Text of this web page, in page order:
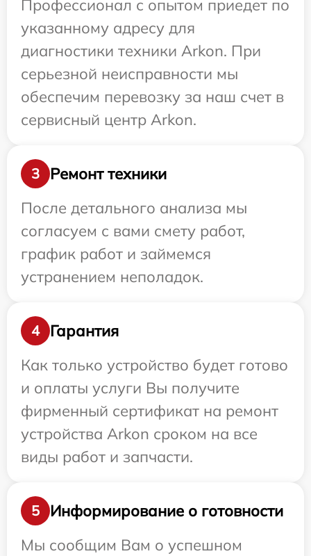
Профессионал с опытом приедет по
указанному адресу для
диагностики техники Arkon. При
серьезной неисправности мы
обеспечим перевозку за наш счет в
сервисный центр Arkon.
3
Ремонт техники
После детального анализа мы
согласуем с вами смету работ,
график работ и займемся
устранением неполадок.
4
Гарантия
Как только устройство будет готово
и оплаты услуги Вы получите
фирменный сертификат на ремонт
устройства Arkon сроком на все
виды работ и запчасти.
5
Информирование о готовности
Мы сообщим Вам о успешном